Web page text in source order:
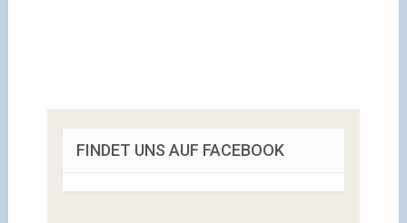
FINDET UNS AUF FACEBOOK